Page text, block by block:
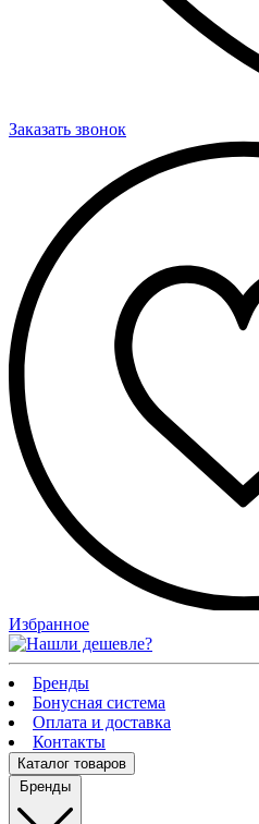
Заказать звонок
Избранное
Бренды
Бонусная система
Оплата и доставка
Контакты
Каталог товаров
Бренды